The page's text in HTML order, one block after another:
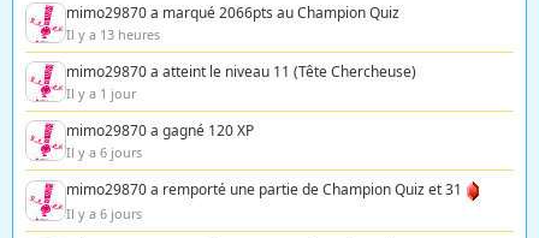
mimo29870 a marqué 2066pts au Champion Quiz
Il y a 13 heures
mimo29870 a atteint le niveau 11 (Tête Chercheuse)
Il y a 1 jour
mimo29870 a gagné 120 XP
Il y a 6 jours
mimo29870 a remporté une partie de Champion Quiz et 31
Il y a 6 jours